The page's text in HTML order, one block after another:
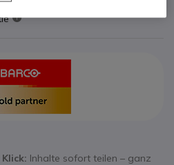
Inhalte sofort teilen – ganz